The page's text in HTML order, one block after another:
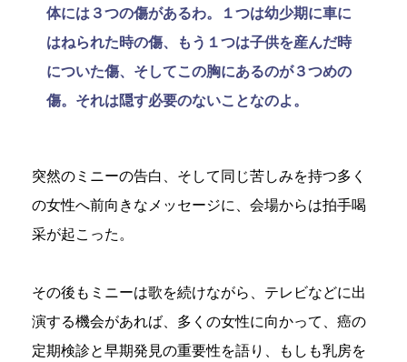
体には３つの傷があるわ。１つは幼少期に車に
はねられた時の傷、もう１つは子供を産んだ時
についた傷、そしてこの胸にあるのが３つめの
傷。それは隠す必要のないことなのよ。
突然のミニーの告白、そして同じ苦しみを持つ多く
の女性へ前向きなメッセージに、会場からは拍手喝
采が起こった。
その後もミニーは歌を続けながら、テレビなどに出
演する機会があれば、多くの女性に向かって、癌の
定期検診と早期発見の重要性を語り、もしも乳房を